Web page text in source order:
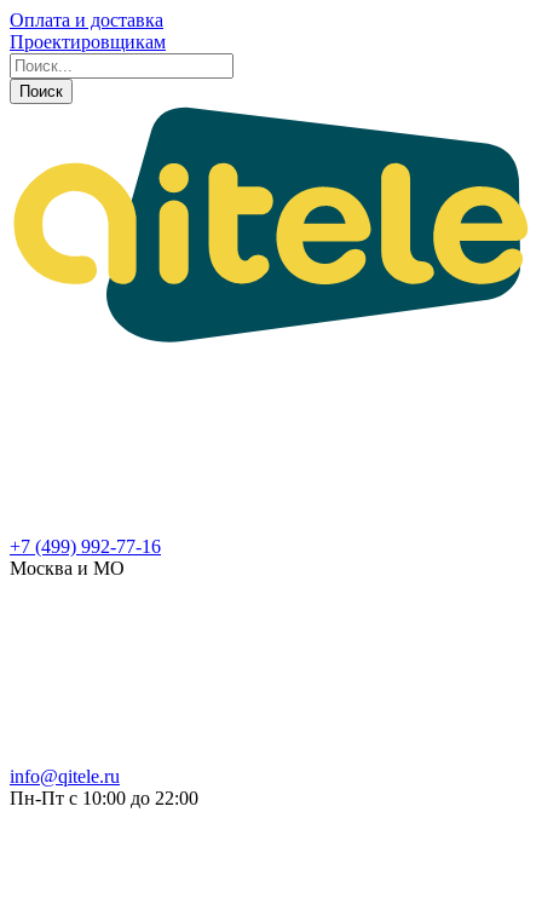
Оплата и доставка
Проектировщикам
Поиск
+7 (499) 992-77-16
Москва и МО
info@qitele.ru
Пн-Пт с 10:00 до 22:00